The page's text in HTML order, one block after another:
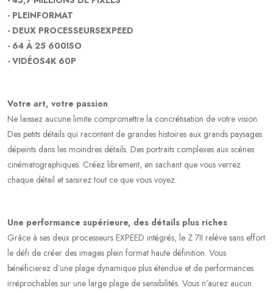
- PLEINFORMAT
- DEUX PROCESSEURSEXPEED
- 64 À 25 600ISO
- VIDÉOS4K 60P
Votre art, votre passion
Ne laissez aucune limite compromettre la concrétisation de votre vision.
Des petits détails qui racontent de grandes histoires aux grands paysages
dépeints dans les moindres détails. Des portraits complexes aux scènes
cinématographiques. Créez librement, en sachant que vous verrez
chaque détail et saisirez tout ce que vous voyez.
Une performance supérieure, des détails plus riches
Grâce à ses deux processeurs EXPEED intégrés, le Z 7II relève sans effort
le défi de créer des images plein format haute définition. Vous
bénéficierez d’une plage dynamique plus étendue et de performances
irréprochables sur une large plage de sensibilités. Vous n’aurez aucun